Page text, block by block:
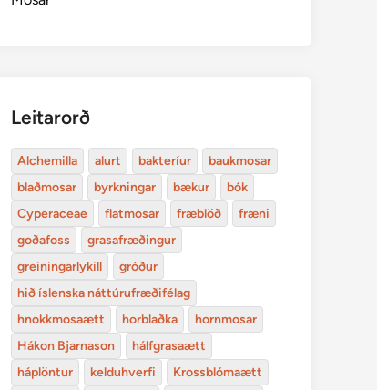
Leitarorð
Alchemilla alurt bakteríur
baukmosar
blaðmosar
byrkningar bækur
bók
Cyperaceae
flatmosar fræblöð
fræni
goðafoss
grasafræðingur
greiningarlykill
gróður
hið íslenska náttúrufræðifélag
hnokkmosaætt
horblaðka
hornmosar
Hákon Bjarnason
hálfgrasaætt
háplöntur
kelduhverfi
Krossblómaætt